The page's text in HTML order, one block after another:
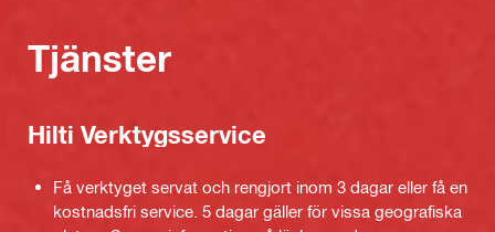
Tjänster
Hilti Verktygsservice
Få verktyget servat och rengjort inom 3 dagar eller få en
kostnadsfri service. 5 dagar gäller för vissa geografiska